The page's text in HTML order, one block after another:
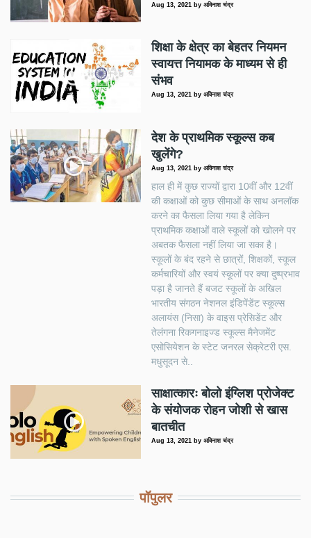
Aug 13, 2021 byअविनाश चंद्र
शिक्षा के क्षेत्र का बेहतर नियमन
स्वायत्त नियामक के माध्यम से ही
संभव
Aug 13, 2021 byअविनाश चंद्र
देश के प्राथमिक स्कूल्स कब
खुलेंगे?
Aug 13, 2021 byअविनाश चंद्र
हाल ही में कुछ राज्यों द्वारा 10वीं और 12वीं
की कक्षाओं को कुछ सीमाओं के साथ अनलॉक
करने का फैसला लिया गया है लेकिन
प्राथमिक कक्षाओं वाले स्कूलों को खोलने पर
अबतक फैसला नहीं लिया जा सका है।
स्कूलों के बंद रहने से छात्रों, शिक्षकों, स्कूल
कर्मचारियों और स्वयं स्कूलों पर क्या दुष्प्रभाव
पड़ा है जानते हैं बजट स्कूलों के अखिल
भारतीय संगठन नेशनल इंडिपेंडेंट स्कूल्स
अलायंस (निसा) के वाइस प्रेसिडेंट और
तेलंगना रिकगनाइज्ड स्कूल्स मैनेजमेंट
एसोसियेशन के स्टेट जनरल सेक्रेटरी एस.
मधुसूदन से..
साक्षात्कारः बोलो इंग्लिश प्रोजेक्ट
के संयोजक रोहन जोशी से खास
बातचीत
Aug 13, 2021 byअविनाश चंद्र
पॉपुलर